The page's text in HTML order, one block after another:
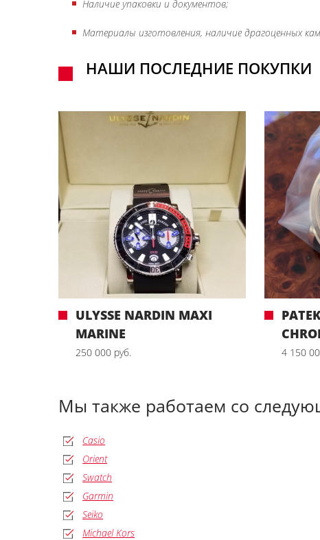
Наличие упаковки и документов;
Материалы изготовления, наличие драгоценных
НАШИ ПОСЛЕДНИЕ ПОКУПКИ
ULYSSE NARDIN MAXI
MARINE
250 000 руб. 4 150
Мы также работаем со
Casio
Orient
Swatch
Garmin
Seiko
Michael Kors